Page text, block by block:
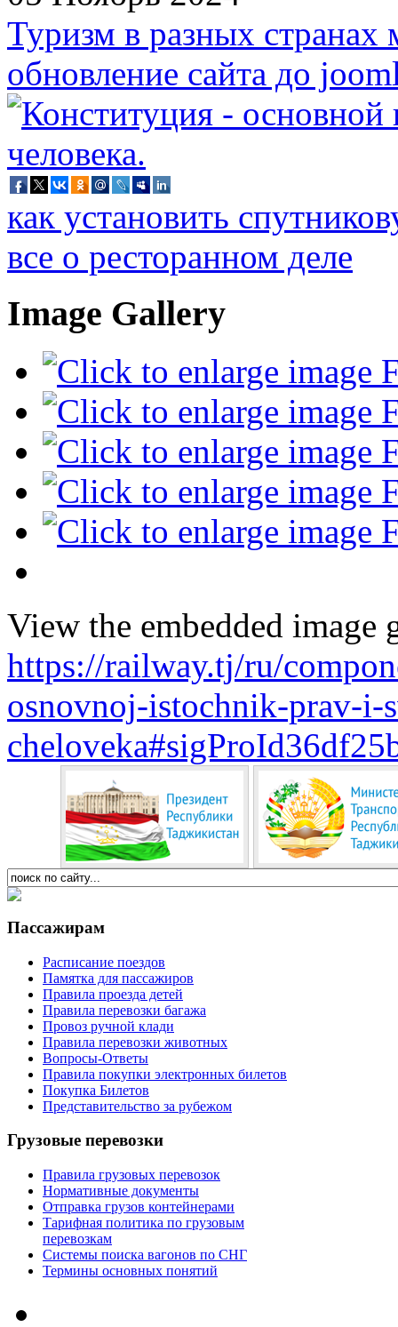
Туризм в разных странах
обновление сайта до
как установить
все о ресторанном деле
Image Gallery
View the embedded image
https://railway.tj/ru/
osnovnoj-istochnik-prav-i-
Пассажирам
Расписание поездов
Памятка для пассажиров
Правила проезда детей
Правила перевозки багажа
Провоз ручной клади
Правила перевозки животных
Вопросы-Ответы
Правила покупки электронных билетов
Покупка Билетов
Представительство за рубежом
Грузовые перевозки
Правила грузовых перевозок
Нормативные документы
Отправка грузов контейнерами
Тарифная политика по грузовым
перевозкам
Системы поиска вагонов по СНГ
Термины основных понятий